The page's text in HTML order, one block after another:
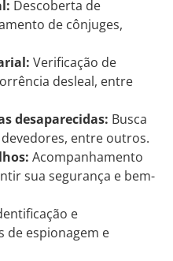
Descoberta de
de cônjuges,
Verificação de
desleal, entre
desaparecidas: Busca
entre outros.
Acompanhamento
sua segurança e bem-
e
de espionagem e